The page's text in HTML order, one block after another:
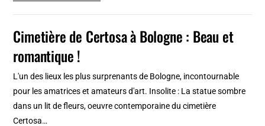
Kierkegaard
[Norrebro]
Cimetière de Certosa à Bologne : Beau et
romantique !
L'un des lieux les plus surprenants de Bologne, incontournable
pour les amatrices et amateurs d'art. Insolite : La statue sombre
dans un lit de fleurs, oeuvre contemporaine du cimetière
Certosa…